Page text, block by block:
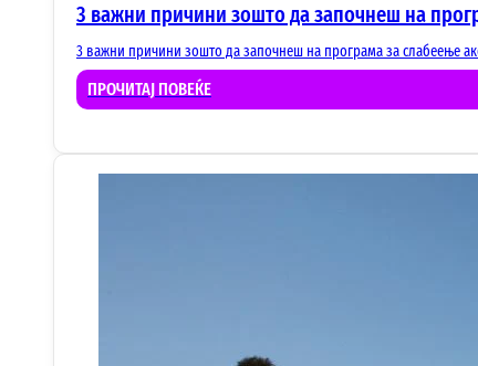
3 важни причини зошто да започнеш на
3 важни причини зошто да започнеш на програма за слабеење
ПРОЧИТАЈ ПОВЕЌЕ